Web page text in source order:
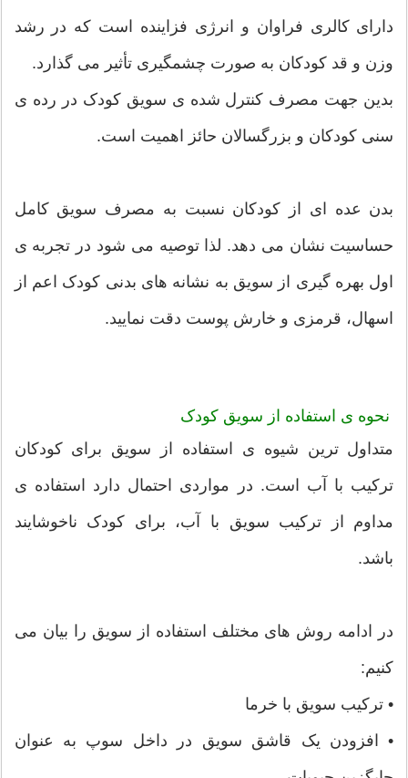
دارای کالری فراوان و انرژی فزاینده است که در رشد
وزن و قد کودکان به صورت چشمگیری تأثیر می گذارد.
بدین جهت مصرف کنترل شده ی سویق کودک در رده ی
سنی کودکان و بزرگسالان حائز اهمیت است.
بدن عده ای از کودکان نسبت به مصرف سویق کامل
حساسیت نشان می دهد. لذا توصیه می شود در تجربه ی
اول بهره گیری از سویق به نشانه های بدنی کودک اعم از
اسهال، قرمزی و خارش پوست دقت نمایید.
نحوه ی استفاده از سویق کودک
متداول ترین شیوه ی استفاده از سویق برای کودکان
ترکیب با آب است. در مواردی احتمال دارد استفاده ی
مداوم از ترکیب سویق با آب، برای کودک ناخوشایند
باشد.
در ادامه روش های مختلف استفاده از سویق را بیان می
کنیم:
• ترکیب سویق با خرما
• افزودن یک قاشق سویق در داخل سوپ به عنوان